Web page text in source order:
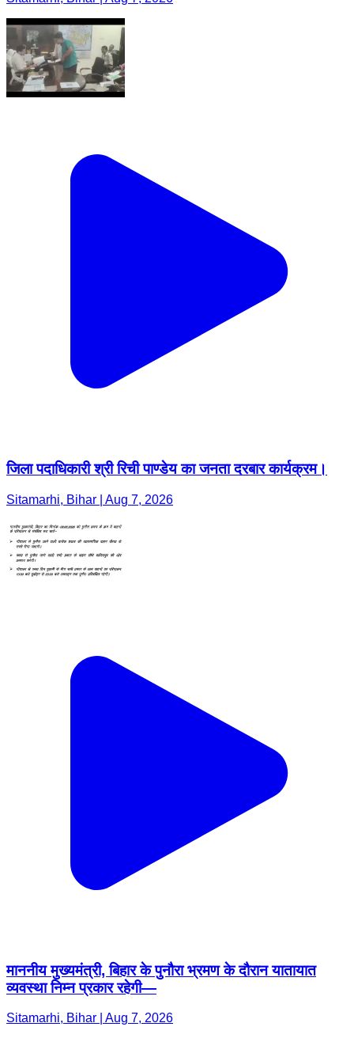
जिला पदाधिकारी श्री रिची पाण्डेय का जनता दरबार कार्यक्रम।
Sitamarhi, Bihar | Aug 7, 2026
माननीय मुख्यमंत्री, बिहार के पुनौरा भ्रमण के दौरान यातायात
व्यवस्था निम्न प्रकार रहेगी—
Sitamarhi, Bihar | Aug 7, 2026